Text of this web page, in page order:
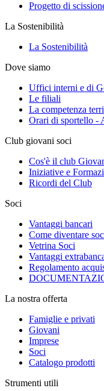
Progetto di
La Sostenibilità
La Sostenibilità
Dove siamo
Uffici interni e di
Le filiali
La competenza
Orari di sportello -
Club giovani soci
Cos'è il club
Iniziative e
Ricordi del Club
Soci
Vantaggi bancari
Come diventare
Vetrina Soci
Vantaggi
Regolamento
La nostra offerta
Famiglie e privati
Giovani
Imprese
Soci
Catalogo prodotti
Strumenti utili